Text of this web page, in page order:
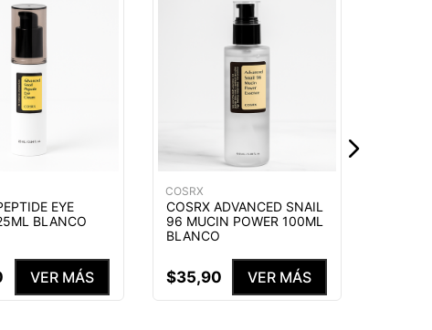
EYE
BLANCO
VER MÁS
COSRX
COSRX ADVANCED SNAIL
96 MUCIN POWER 100ML
BLANCO
$35,90 VER MÁS